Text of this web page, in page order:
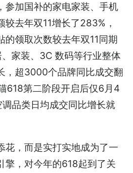
参加国补的家电家装、手机
去年双11增长了283%，
的领取次数较去年双11同期
家装、3C 数码等行业整体
，超3000个品牌同比成交翻
618第二阶段开启后仅6月4
品类日均成交同比增长就
花，而是实打实地成为了一
擎，对今年的618起到了关